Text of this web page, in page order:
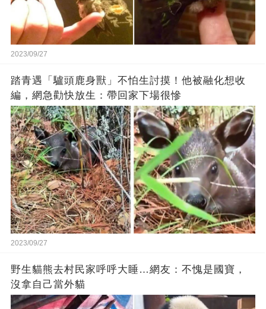
2023/09/27
踏青遇「驢頭鹿身獸」不怕生討摸！他被融化想收
編，網急勸快放生：帶回家下場很慘
2023/09/27
野生貓熊去村民家呼呼大睡…網友：不愧是國寶，
沒拿自己當外貓